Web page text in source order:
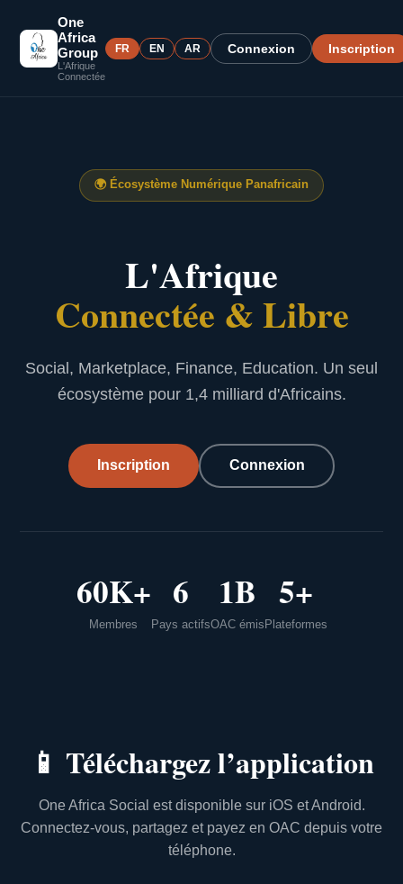
One
Africa
Group
L'Afrique
Connectée
FR EN AR Connexion Inscription
🌍 Écosystème Numérique Panafricain
L'Afrique
Connectée & Libre
Social, Marketplace, Finance, Education. Un seul
écosystème pour 1,4 milliard d'Africains.
Inscription Connexion
60K+
Membres
6
Pays actifs
1B
OAC émis
5+
Plateformes
📱 Téléchargez l’application
One Africa Social est disponible sur iOS et Android.
Connectez-vous, partagez et payez en OAC depuis votre
téléphone.